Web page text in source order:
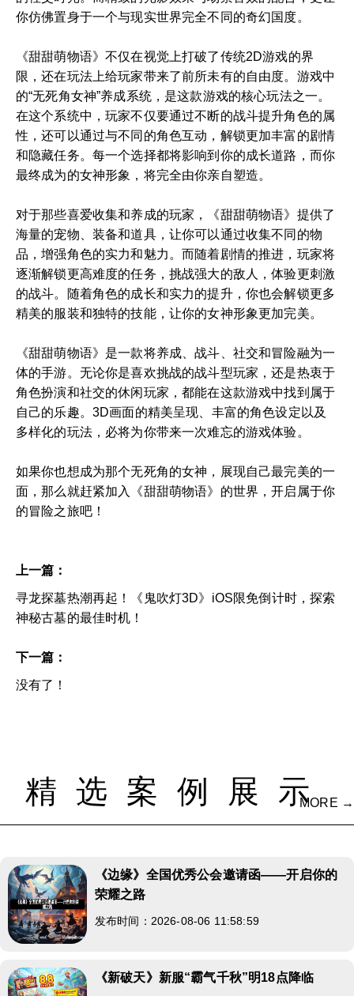
你仿佛置身于一个与现实世界完全不同的奇幻国度。
《甜甜萌物语》不仅在视觉上打破了传统2D游戏的界
限，还在玩法上给玩家带来了前所未有的自由度。游戏中
的“无死角女神”养成系统，是这款游戏的核心玩法之一。
在这个系统中，玩家不仅要通过不断的战斗提升角色的属
性，还可以通过与不同的角色互动，解锁更加丰富的剧情
和隐藏任务。每一个选择都将影响到你的成长道路，而你
最终成为的女神形象，将完全由你亲自塑造。
对于那些喜爱收集和养成的玩家，《甜甜萌物语》提供了
海量的宠物、装备和道具，让你可以通过收集不同的物
品，增强角色的实力和魅力。而随着剧情的推进，玩家将
逐渐解锁更高难度的任务，挑战强大的敌人，体验更刺激
的战斗。随着角色的成长和实力的提升，你也会解锁更多
精美的服装和独特的技能，让你的女神形象更加完美。
《甜甜萌物语》是一款将养成、战斗、社交和冒险融为一
体的手游。无论你是喜欢挑战的战斗型玩家，还是热衷于
角色扮演和社交的休闲玩家，都能在这款游戏中找到属于
自己的乐趣。3D画面的精美呈现、丰富的角色设定以及
多样化的玩法，必将为你带来一次难忘的游戏体验。
如果你也想成为那个无死角的女神，展现自己最完美的一
面，那么就赶紧加入《甜甜萌物语》的世界，开启属于你
的冒险之旅吧！
上一篇：
寻龙探墓热潮再起！《鬼吹灯3D》iOS限免倒计时，探索
神秘古墓的最佳时机！
下一篇：
没有了！
精选案例展示MORE →
《边缘》全国优秀公会邀请函——开启你的
荣耀之路
发布时间：2026-08-06 11:58:59
《新破天》新服“霸气千秋”明18点降临